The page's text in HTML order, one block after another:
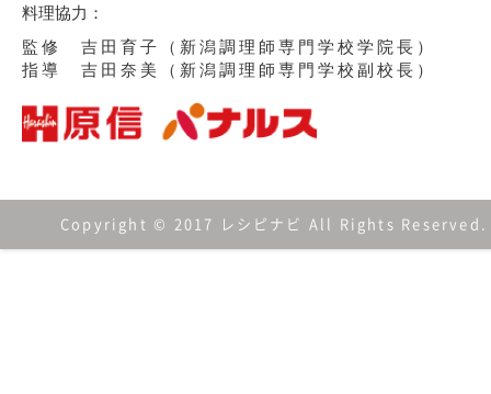
料理協力：
監修 吉田育子（新潟調理師専門学校学院長）
指導 吉田奈美（新潟調理師専門学校副校長）
Copyright © 2017 レシピナビ All Rights Reserved.